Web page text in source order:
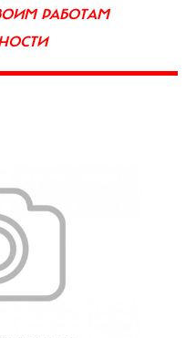
РАБОТАМ